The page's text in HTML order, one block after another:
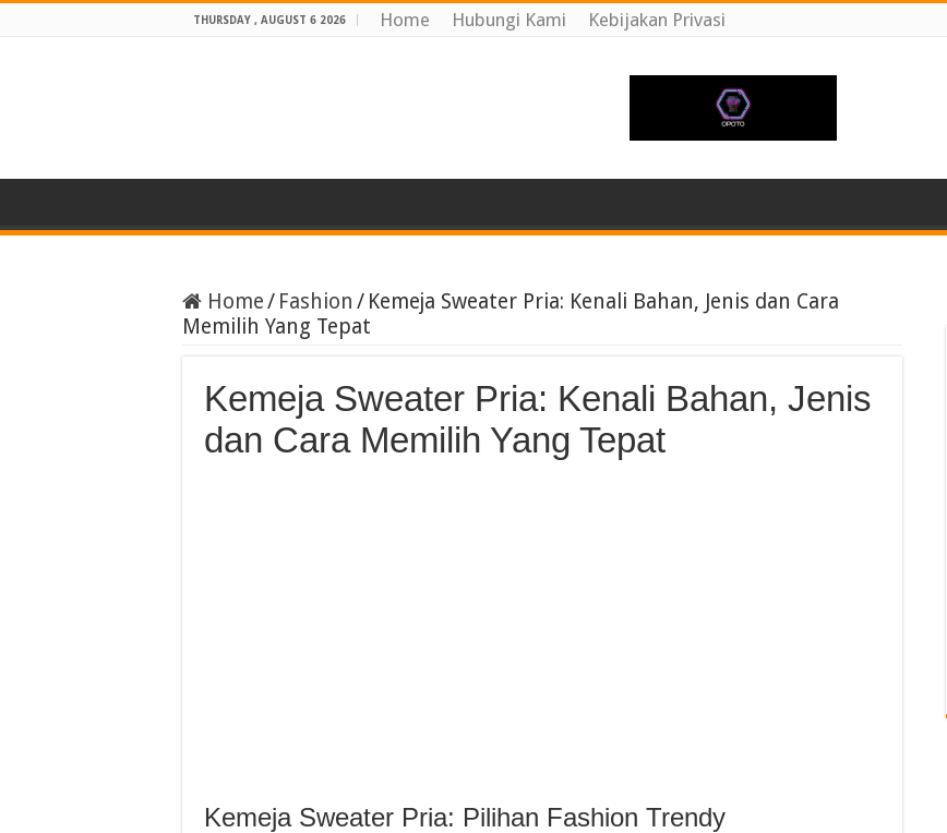
THURSDAY , AUGUST 6 2026 Home Hubungi Kami Kebijakan Privasi
Home/ Fashion / Kemeja Sweater Pria: Kenali Bahan, Jenis dan Cara
Memilih Yang Tepat
Kemeja Sweater Pria: Kenali Bahan, Jenis
dan Cara Memilih Yang Tepat
Kemeja Sweater Pria: Pilihan Fashion Trendy